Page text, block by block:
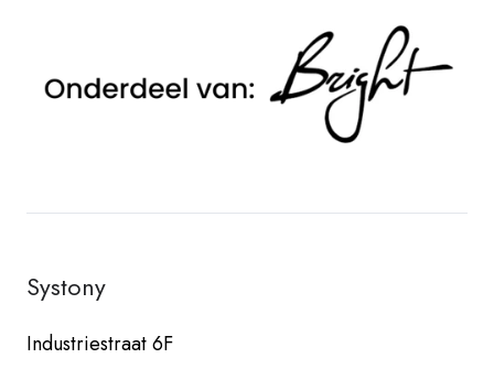
Systony
Industriestraat 6F